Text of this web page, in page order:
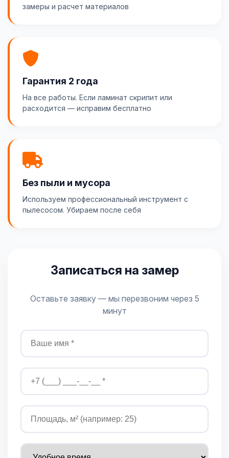
замеры и расчет материалов
Гарантия 2 года
На все работы. Если ламинат скрипит или
расходится — исправим бесплатно
Без пыли и мусора
Используем профессиональный инструмент с
пылесосом. Убираем после себя
Записаться на замер
Оставьте заявку — мы перезвоним через 5
минут